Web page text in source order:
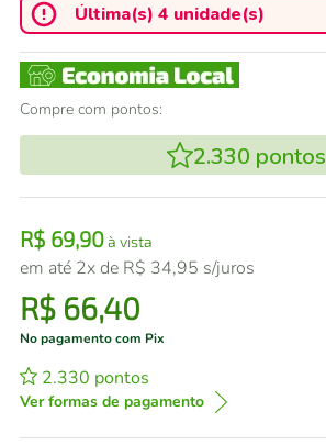
Última(s) 4 unidade(s)
Compre com pontos:
2.330 pontos
R$ 69,90à vista
em até 2x de R$ 34,95 s/juros
R$ 66,40
No pagamento com Pix
2.330 pontos
Ver formas de pagamento